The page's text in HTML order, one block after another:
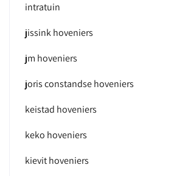
intratuin
jissink hoveniers
jm hoveniers
joris constandse hoveniers
keistad hoveniers
keko hoveniers
kievit hoveniers